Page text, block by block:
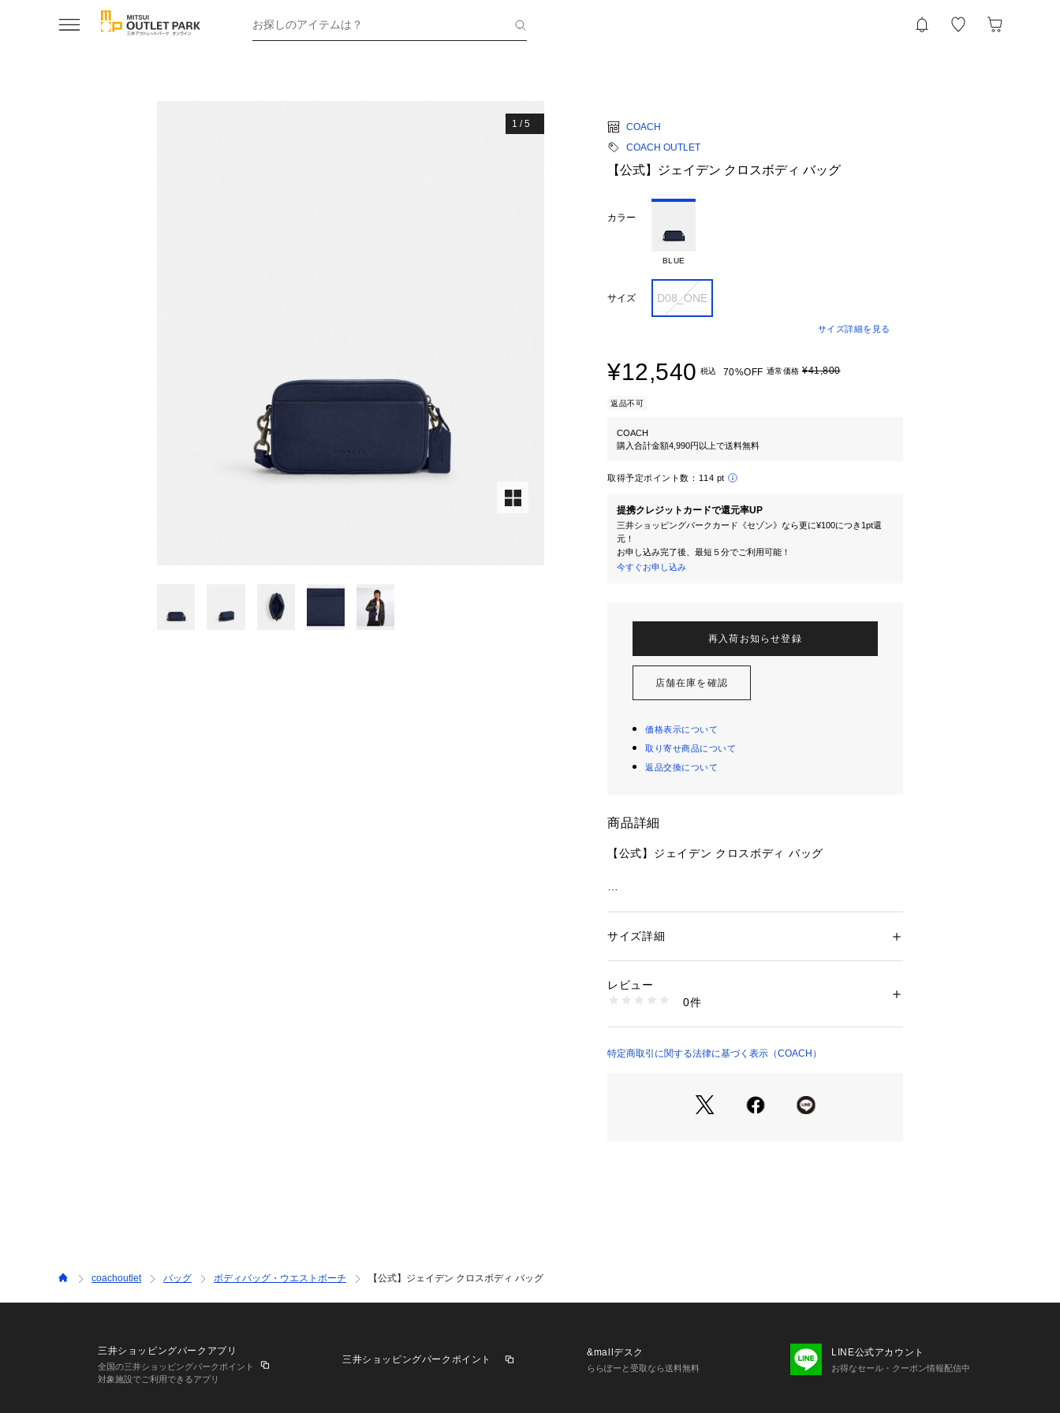
お探しのアイテムは？
1 /5
COACH
COACH OUTLET
【公式】ジェイデン クロスボディ バッグ
カラー
BLUE
サイズ D08_ONE
サイズ詳細を見る
¥12,540 税込 70%OFF 通常価格 ¥41,800
返品不可
COACH
購入合計金額4,990円以上で送料無料
取得予定ポイント数： 114 pt
提携クレジットカードで還元率UP
三井ショッピングパークカード《セゾン》なら更に¥100につき1pt還
元！
お申し込み完了後、最短５分でご利用可能！
今すぐお申し込み
再入荷お知らせ登録
店舗在庫を確認
価格表示について
取り寄せ商品について
返品交換について
商品詳細
【公式】ジェイデン クロスボディ バッグ
・スエード、リファインド ペブル レザー
・ジップ開閉、裏地付き
・取り外し可能ストラップ、肩から本体までの長さ68c
能。
※ご使用のパソコンやスマートフォンの画面設定や機種
により実際のカラーと異なって見える場合がございま
性別：メンズ
商品番号：
CW174#QBPVH （ショップ）
サイズ詳細
レビュー
0件
特定商取引に関する法律に基づく表示（COACH）
coachoutlet バッグ ボディバッグ・ウエストポーチ 【公式】ジェイデン クロスボディ バッグ
三井ショッピングパークアプリ
全国の三井ショッピングパークポイント
対象施設でご利用できるアプリ
三井ショッピングパークポイント
&mallデスク
ららぽーと受取なら送料無料
LINE公式アカウント
お得なセール・クーポン情報配信中